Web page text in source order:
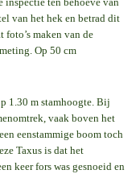
van het hek en betrad dit
maken van de
Op 50 cm
1.30 m stamhoogte. Bij
vaak boven het
eenstammige boom toch
Taxus is dat het
keer fors was gesnoeid en